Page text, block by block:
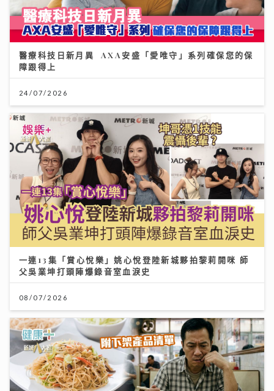
醫療科技日新月異 AXA安盛「愛唯守」系列確保您的保
障跟得上
24/07/2026
一連13集「賞心悅樂」姚心悅登陸新城夥拍黎莉開咪 師
父吳業坤打頭陣爆錄音室血淚史
08/07/2026